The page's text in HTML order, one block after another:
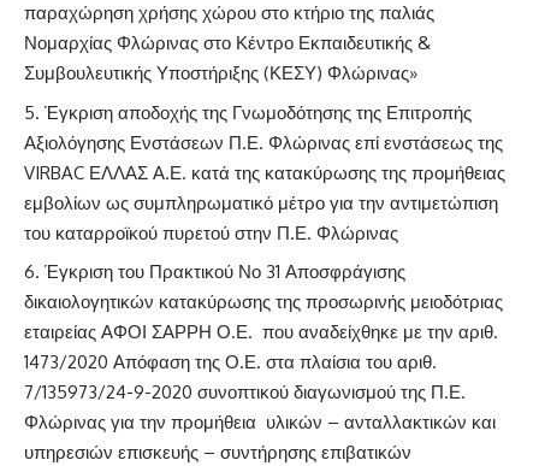
παραχώρηση χρήσης χώρου στο κτήριο της παλιάς
Νομαρχίας Φλώρινας στο Κέντρο Εκπαιδευτικής &
Συμβουλευτικής Υποστήριξης (ΚΕΣΥ) Φλώρινας»
Έγκριση αποδοχής της Γνωμοδότησης της Επιτροπής
Αξιολόγησης Ενστάσεων Π.Ε. Φλώρινας επί ενστάσεως της
VIRBAC ΕΛΛΑΣ Α.Ε. κατά της κατακύρωσης της προμήθειας
εμβολίων ως συμπληρωματικό μέτρο για την αντιμετώπιση
του καταρροϊκού πυρετού στην Π.Ε. Φλώρινας
Έγκριση του Πρακτικού Νο 31 Αποσφράγισης
δικαιολογητικών κατακύρωσης της προσωρινής μειοδότριας
εταιρείας ΑΦΟΙ ΣΑΡΡΗ Ο.Ε. που αναδείχθηκε με την αριθ.
1473/2020 Απόφαση της Ο.Ε. στα πλαίσια του αριθ.
7/135973/24-9-2020 συνοπτικού διαγωνισμού της Π.Ε.
Φλώρινας για την προμήθεια υλικών – ανταλλακτικών και
υπηρεσιών επισκευής – συντήρησης επιβατικών